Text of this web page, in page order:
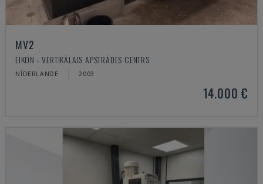
MV2
EIKON - VERTIKĀLAIS APSTRĀDES CENTRS
NĪDERLANDE 2003
14.000 €